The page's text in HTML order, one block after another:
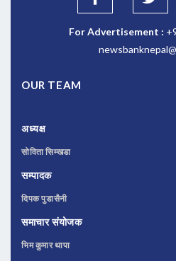
For Advertisement :
OUR TEAM
अध्यक्ष
सोविता सिम्खडा
सम्पादक
दिपक पुडासैनी
समाचार संयोजक
भिम कुमार थापा